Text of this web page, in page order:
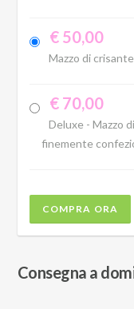
€ 50,00
Mazzo di
€ 70,00
Deluxe - Mazzo
finemente
COMPRA ORA
Consegna a